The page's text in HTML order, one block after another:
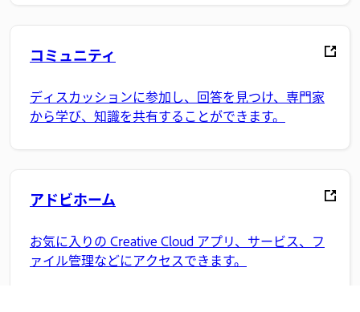
コミュニティ
ディスカッションに参加し、回答を見つけ、専門家
から学び、知識を共有することができます。
アドビホーム
お気に入りの Creative Cloud アプリ、サービス、フ
ァイル管理などにアクセスできます。